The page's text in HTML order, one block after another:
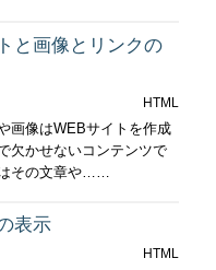
と画像とリンクの
HTML
画像はWEBサイトを作成
欠かせないコンテンツで
その文章や……
表示
HTML